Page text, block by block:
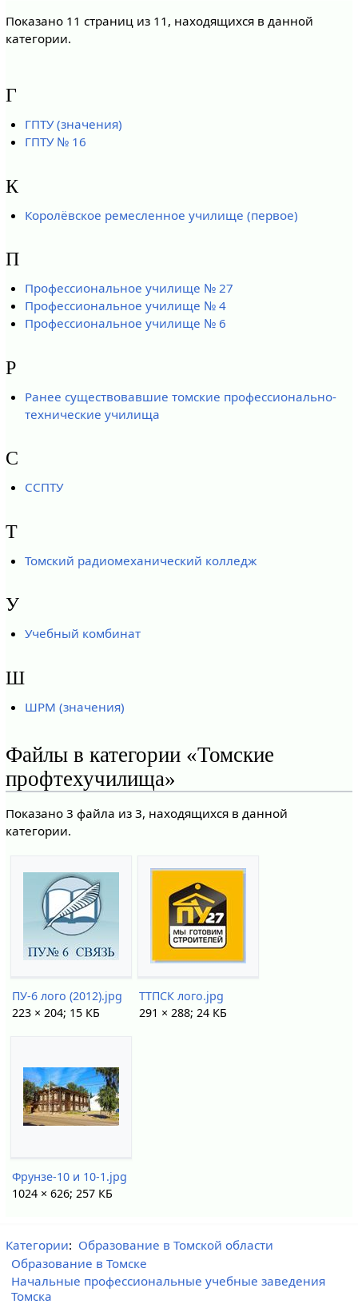
Показано 11 страниц из 11, находящихся в данной
категории.
Г
ГПТУ (значения)
ГПТУ № 16
К
Королёвское ремесленное училище (первое)
П
Профессиональное училище № 27
Профессиональное училище № 4
Профессиональное училище № 6
Р
Ранее существовавшие томские профессионально-
технические училища
С
ССПТУ
Т
Томский радиомеханический колледж
У
Учебный комбинат
Ш
ШРМ (значения)
Файлы в категории «Томские
профтехучилища»
Показано 3 файла из 3, находящихся в данной
категории.
ПУ-6 лого (2012).jpg
223 × 204; 15 КБ
ТТПСК лого.jpg
291 × 288; 24 КБ
Фрунзе-10 и 10-1.jpg
1024 × 626; 257 КБ
Категории: Образование в Томской области
Образование в Томске
Начальные профессиональные учебные заведения
Томска